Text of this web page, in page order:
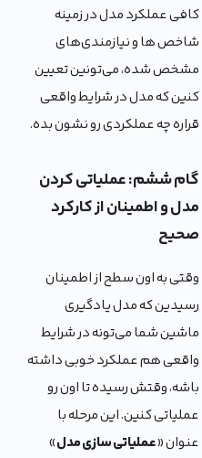
کافی عملکرد مدل در زمینه
شاخص ها و نیازمندی‌های
مشخص شده، می‌تونین تعیین
کنین که مدل در شرایط واقعی
قراره چه عملکردی رو نشون بده.
گام ششم: عملیاتی کردن
مدل و اطمینان از کارکرد
صحیح
وقتی به اون سطح از اطمینان
رسیدین که مدل یادگیری
ماشین شما می‌تونه در شرایط
واقعی هم عملکرد خوبی داشته
باشه، وقتش رسیده تا اون رو
عملیاتی کنین. این مرحله با
عنوان «عملیاتی سازی مدل»